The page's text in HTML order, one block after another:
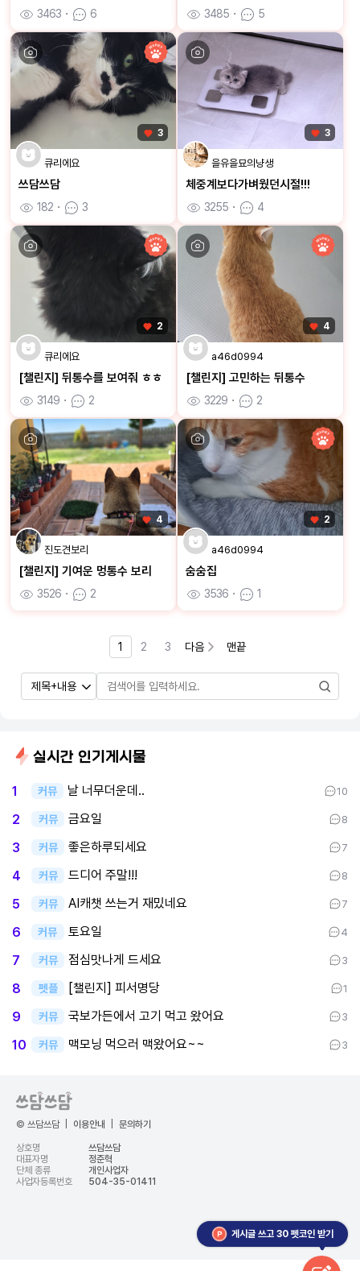
3463 ㆍ 6 3485 ㆍ 5
3
큐리에요
쓰담쓰담
182 ㆍ 3
3
을유을묘의냥생
체중계보다가벼웠던시절!!!
3255 ㆍ 4
2
큐리에요
[챌린지] 뒤통수를 보여줘 ㅎㅎ
3149 ㆍ 2
4
a46d0994
[챌린지] 고민하는 뒤통수
3229 ㆍ 2
4
진도견보리
[챌린지] 기여운 멍통수 보리
3526 ㆍ 2
2
a46d0994
숨숨집
3536 ㆍ 1
1 2 3 다음 맨끝
실시간 인기게시물
1 커뮤 날 너무더운데.. 10
2 커뮤 금요일 8
3 커뮤 좋은하루되세요 7
4 커뮤 드디어 주말!!! 8
5 커뮤 AI캐챗 쓰는거 재밌네요 7
6 커뮤 토요일 4
7 커뮤 점심맛나게 드세요 3
8 펫플 [챌린지] 피서명당 1
9 커뮤 국보가든에서 고기 먹고 왔어요 3
10 커뮤 맥모닝 먹으러 맥왔어요~~ 3
게시글 쓰고 30 펫코인 받기
© 쓰담쓰담 이용안내 문의하기
상호명
쓰담쓰담
대표자명
정준혁
단체 종류
개인사업자
사업자등록번호
504-35-01411